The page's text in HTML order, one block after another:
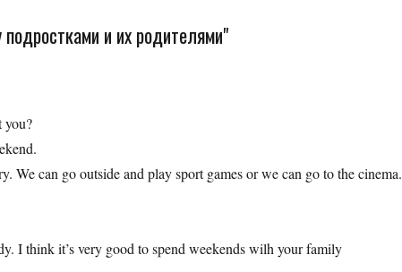
и их родителями"
you?
We can go outside and play sport games or we can go to the cinema.
I think it’s very good to spend weekends wilh your family